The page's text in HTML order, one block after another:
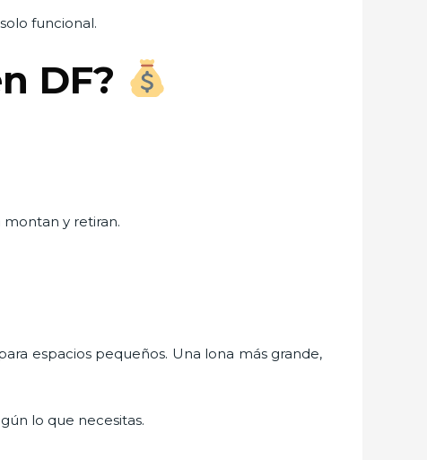
funcional.
DF?
y retiran.
espacios pequeños. Una lona más grande,
lo que necesitas.